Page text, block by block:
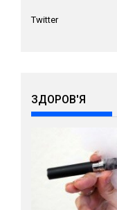
Twitter
ЗДОРОВ'Я